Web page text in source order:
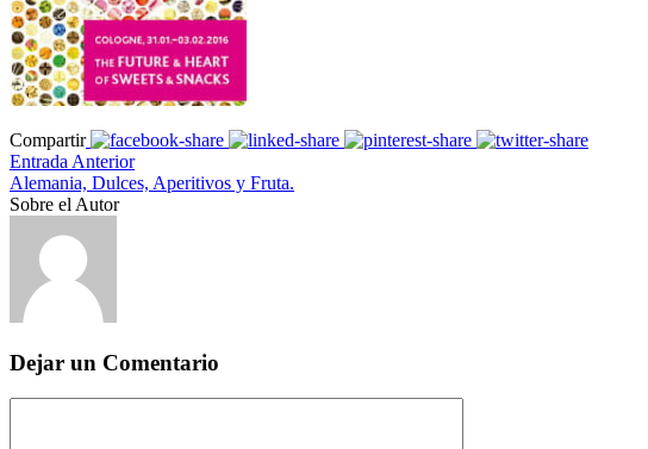
Compartir
Entrada Anterior
Alemania, Dulces, Aperitivos y Fruta.
Sobre el Autor
Dejar un Comentario